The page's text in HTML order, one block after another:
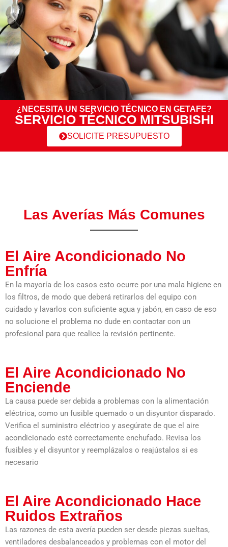
¿NECESITA UN SERVICIO TÉCNICO EN GETAFE?
SERVICIO TÉCNICO MITSUBISHI
SOLICITE PRESUPUESTO
Las Averías Más Comunes
El Aire Acondicionado No
Enfría
En la mayoría de los casos esto ocurre por una mala higiene en
los filtros, de modo que deberá retirarlos del equipo con
cuidado y lavarlos con suficiente agua y jabón, en caso de eso
no solucione el problema no dude en contactar con un
profesional para que realice la revisión pertinente.
El Aire Acondicionado No
Enciende
La causa puede ser debida a problemas con la alimentación
eléctrica, como un fusible quemado o un disyuntor disparado.
Verifica el suministro eléctrico y asegúrate de que el aire
acondicionado esté correctamente enchufado. Revisa los
fusibles y el disyuntor y reemplázalos o reajústalos si es
necesario
El Aire Acondicionado Hace
Ruidos Extraños
Las razones de esta avería pueden ser desde piezas sueltas,
ventiladores desbalanceados y problemas con el motor del